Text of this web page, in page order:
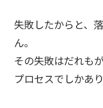
失敗したからと、
ん。
その失敗はだれも
プロセスでしかあ